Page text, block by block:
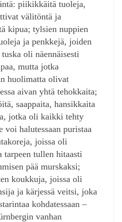
piikikkäitä tuoleja,
välitöntä ja
kipua; tylsien nuppien
ja penkkejä, joiden
oli näennäisesti
mutta jotka
huolimatta olivat
aivan yhtä tehokkaita;
saappaita, hansikkaita
jotka oli kaikki tehty
voi halutessaan puristaa
joissa oli
tarpeen tullen hitaasti
pää murskaksi;
koukkuja, joissa oli
ja kärjessä veitsi, joka
kohdatessaan –
vanhan